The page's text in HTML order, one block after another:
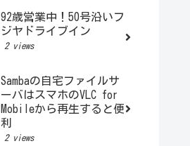
92歳営業中！50号沿いフ
ジヤドライブイン
2 views
Sambaの自宅ファイルサ
ーバはスマホのVLC for
Mobileから再生すると便
利
2 views